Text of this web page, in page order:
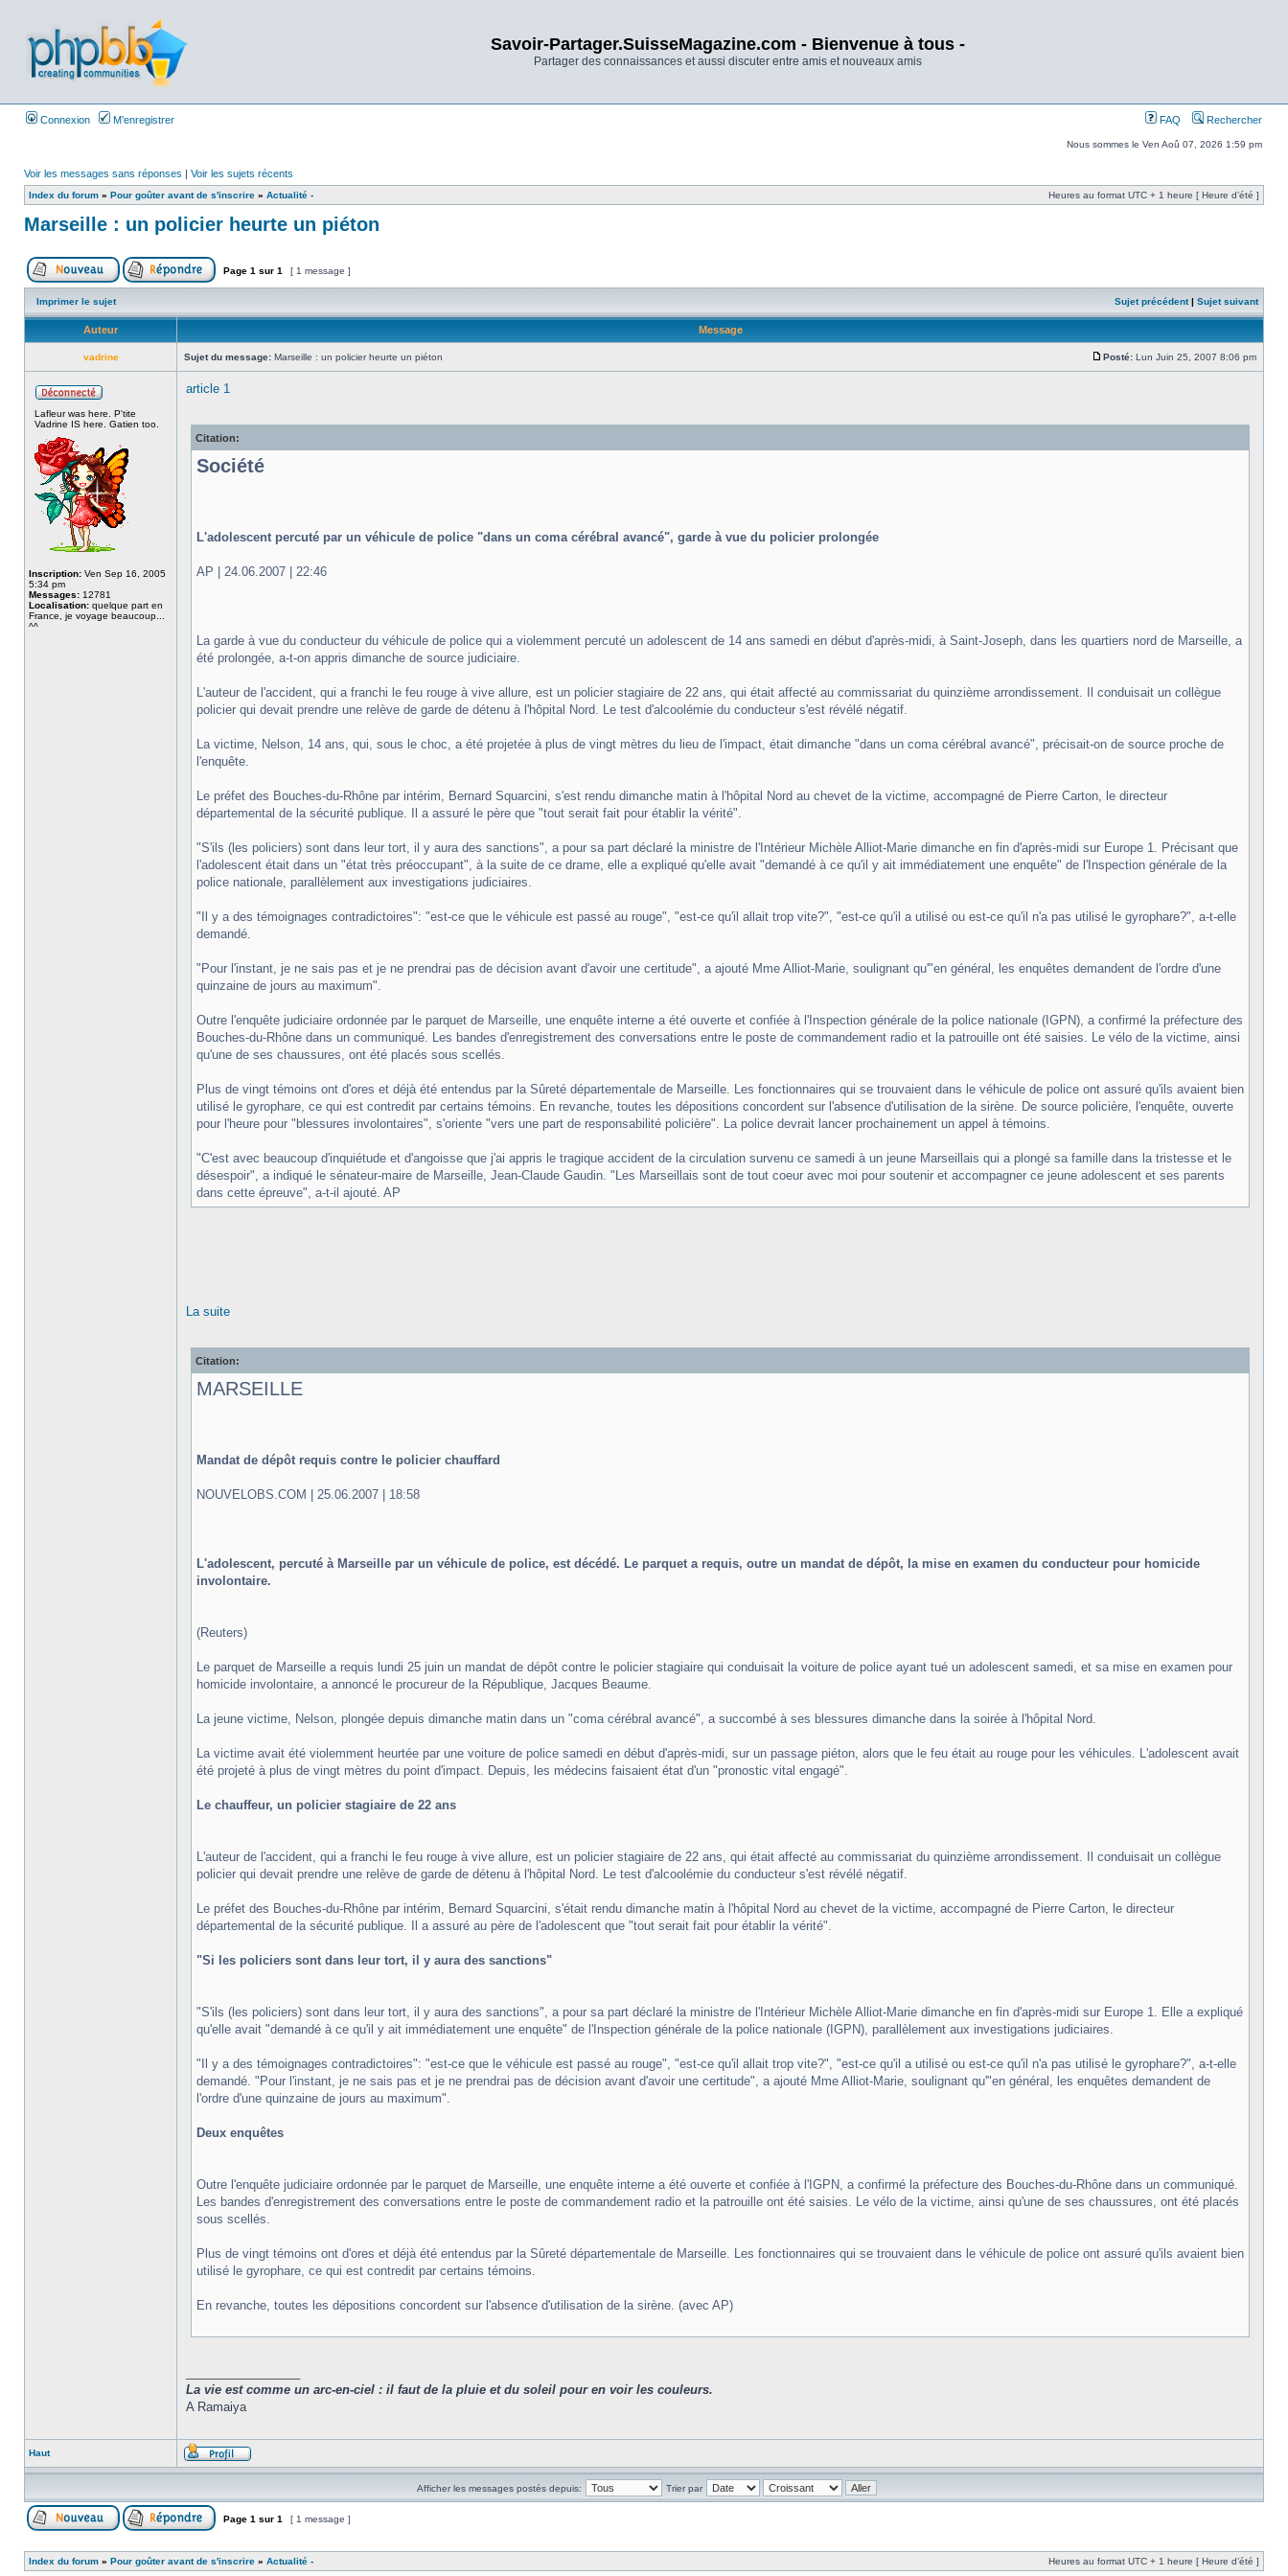
Savoir-Partager.SuisseMagazine.com - Bienvenue à tous -
Partager des connaissances et aussi discuter entre amis et nouveaux amis
Connexion M’enregistrer FAQ Rechercher
Nous sommes le Ven Aoû 07, 2026 1:59 pm
Voir les messages sans réponses | Voir les sujets récents
Index du forum » Pour goûter avant de s'inscrire » Actualité - Heures au format UTC + 1 heure [ Heure d’été ]
Marseille : un policier heurte un piéton
Page 1 sur 1 [ 1 message ]
Imprimer le sujet Sujet précédent| Sujet suivant
Auteur Message
vadrine Sujet du message: Marseille : un policier heurte un piéton Posté: Lun Juin 25, 2007 8:06 pm
Lafleur was here. P'tite
Vadrine IS here. Gatien too.
Inscription: Ven Sep 16, 2005
5:34 pm
Messages: 12781
Localisation: quelque part en
France, je voyage beaucoup...
^^
article 1
Citation:
Société
L'adolescent percuté par un véhicule de police "dans un coma cérébral avancé", garde à vue du policier prolongée
AP | 24.06.2007 | 22:46
La garde à vue du conducteur du véhicule de police qui a violemment percuté un adolescent de 14 ans samedi en début d'après-midi, à Saint-Joseph, dans les quartiers nord de Marseille, a
été prolongée, a-t-on appris dimanche de source judiciaire.
L'auteur de l'accident, qui a franchi le feu rouge à vive allure, est un policier stagiaire de 22 ans, qui était affecté au commissariat du quinzième arrondissement. Il conduisait un collègue
policier qui devait prendre une relève de garde de détenu à l'hôpital Nord. Le test d'alcoolémie du conducteur s'est révélé négatif.
La victime, Nelson, 14 ans, qui, sous le choc, a été projetée à plus de vingt mètres du lieu de l'impact, était dimanche "dans un coma cérébral avancé", précisait-on de source proche de
l'enquête.
Le préfet des Bouches-du-Rhône par intérim, Bernard Squarcini, s'est rendu dimanche matin à l'hôpital Nord au chevet de la victime, accompagné de Pierre Carton, le directeur
départemental de la sécurité publique. Il a assuré le père que "tout serait fait pour établir la vérité".
"S'ils (les policiers) sont dans leur tort, il y aura des sanctions", a pour sa part déclaré la ministre de l'Intérieur Michèle Alliot-Marie dimanche en fin d'après-midi sur Europe 1. Précisant que
l'adolescent était dans un "état très préoccupant", à la suite de ce drame, elle a expliqué qu'elle avait "demandé à ce qu'il y ait immédiatement une enquête" de l'Inspection générale de la
police nationale, parallèlement aux investigations judiciaires.
"Il y a des témoignages contradictoires": "est-ce que le véhicule est passé au rouge", "est-ce qu'il allait trop vite?", "est-ce qu'il a utilisé ou est-ce qu'il n'a pas utilisé le gyrophare?", a-t-elle
demandé.
"Pour l'instant, je ne sais pas et je ne prendrai pas de décision avant d'avoir une certitude", a ajouté Mme Alliot-Marie, soulignant qu'"en général, les enquêtes demandent de l'ordre d'une
quinzaine de jours au maximum".
Outre l'enquête judiciaire ordonnée par le parquet de Marseille, une enquête interne a été ouverte et confiée à l'Inspection générale de la police nationale (IGPN), a confirmé la préfecture des
Bouches-du-Rhône dans un communiqué. Les bandes d'enregistrement des conversations entre le poste de commandement radio et la patrouille ont été saisies. Le vélo de la victime, ainsi
qu'une de ses chaussures, ont été placés sous scellés.
Plus de vingt témoins ont d'ores et déjà été entendus par la Sûreté départementale de Marseille. Les fonctionnaires qui se trouvaient dans le véhicule de police ont assuré qu'ils avaient bien
utilisé le gyrophare, ce qui est contredit par certains témoins. En revanche, toutes les dépositions concordent sur l'absence d'utilisation de la sirène. De source policière, l'enquête, ouverte
pour l'heure pour "blessures involontaires", s'oriente "vers une part de responsabilité policière". La police devrait lancer prochainement un appel à témoins.
"C'est avec beaucoup d'inquiétude et d'angoisse que j'ai appris le tragique accident de la circulation survenu ce samedi à un jeune Marseillais qui a plongé sa famille dans la tristesse et le
désespoir", a indiqué le sénateur-maire de Marseille, Jean-Claude Gaudin. "Les Marseillais sont de tout coeur avec moi pour soutenir et accompagner ce jeune adolescent et ses parents
dans cette épreuve", a-t-il ajouté. AP
La suite
Citation:
MARSEILLE
Mandat de dépôt requis contre le policier chauffard
NOUVELOBS.COM | 25.06.2007 | 18:58
L'adolescent, percuté à Marseille par un véhicule de police, est décédé. Le parquet a requis, outre un mandat de dépôt, la mise en examen du conducteur pour homicide
involontaire.
(Reuters)
Le parquet de Marseille a requis lundi 25 juin un mandat de dépôt contre le policier stagiaire qui conduisait la voiture de police ayant tué un adolescent samedi, et sa mise en examen pour
homicide involontaire, a annoncé le procureur de la République, Jacques Beaume.
La jeune victime, Nelson, plongée depuis dimanche matin dans un "coma cérébral avancé", a succombé à ses blessures dimanche dans la soirée à l'hôpital Nord.
La victime avait été violemment heurtée par une voiture de police samedi en début d'après-midi, sur un passage piéton, alors que le feu était au rouge pour les véhicules. L'adolescent avait
été projeté à plus de vingt mètres du point d'impact. Depuis, les médecins faisaient état d'un "pronostic vital engagé".
Le chauffeur, un policier stagiaire de 22 ans
L'auteur de l'accident, qui a franchi le feu rouge à vive allure, est un policier stagiaire de 22 ans, qui était affecté au commissariat du quinzième arrondissement. Il conduisait un collègue
policier qui devait prendre une relève de garde de détenu à l'hôpital Nord. Le test d'alcoolémie du conducteur s'est révélé négatif.
Le préfet des Bouches-du-Rhône par intérim, Bernard Squarcini, s'était rendu dimanche matin à l'hôpital Nord au chevet de la victime, accompagné de Pierre Carton, le directeur
départemental de la sécurité publique. Il a assuré au père de l'adolescent que "tout serait fait pour établir la vérité".
"Si les policiers sont dans leur tort, il y aura des sanctions"
"S'ils (les policiers) sont dans leur tort, il y aura des sanctions", a pour sa part déclaré la ministre de l'Intérieur Michèle Alliot-Marie dimanche en fin d'après-midi sur Europe 1. Elle a expliqué
qu'elle avait "demandé à ce qu'il y ait immédiatement une enquête" de l'Inspection générale de la police nationale (IGPN), parallèlement aux investigations judiciaires.
"Il y a des témoignages contradictoires": "est-ce que le véhicule est passé au rouge", "est-ce qu'il allait trop vite?", "est-ce qu'il a utilisé ou est-ce qu'il n'a pas utilisé le gyrophare?", a-t-elle
demandé. "Pour l'instant, je ne sais pas et je ne prendrai pas de décision avant d'avoir une certitude", a ajouté Mme Alliot-Marie, soulignant qu'"en général, les enquêtes demandent de
l'ordre d'une quinzaine de jours au maximum".
Deux enquêtes
Outre l'enquête judiciaire ordonnée par le parquet de Marseille, une enquête interne a été ouverte et confiée à l'IGPN, a confirmé la préfecture des Bouches-du-Rhône dans un communiqué.
Les bandes d'enregistrement des conversations entre le poste de commandement radio et la patrouille ont été saisies. Le vélo de la victime, ainsi qu'une de ses chaussures, ont été placés
sous scellés.
Plus de vingt témoins ont d'ores et déjà été entendus par la Sûreté départementale de Marseille. Les fonctionnaires qui se trouvaient dans le véhicule de police ont assuré qu'ils avaient bien
utilisé le gyrophare, ce qui est contredit par certains témoins.
En revanche, toutes les dépositions concordent sur l'absence d'utilisation de la sirène. (avec AP)
La vie est comme un arc-en-ciel : il faut de la pluie et du soleil pour en voir les couleurs.
A Ramaiya
Haut
Afficher les messages postés depuis: Trier par
Page 1 sur 1 [ 1 message ]
Index du forum » Pour goûter avant de s'inscrire » Actualité - Heures au format UTC + 1 heure [ Heure d’été ]